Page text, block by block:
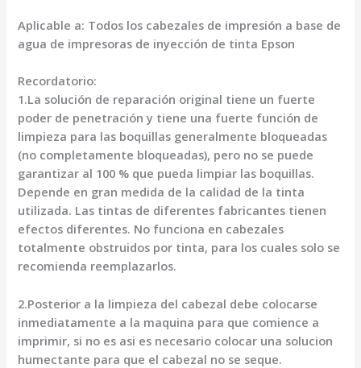
Aplicable a: Todos los cabezales de impresión a base de
agua de impresoras de inyección de tinta Epson
Recordatorio:
1.La solución de reparación original tiene un fuerte
poder de penetración y tiene una fuerte función de
limpieza para las boquillas generalmente bloqueadas
(no completamente bloqueadas), pero no se puede
garantizar al 100 % que pueda limpiar las boquillas.
Depende en gran medida de la calidad de la tinta
utilizada. Las tintas de diferentes fabricantes tienen
efectos diferentes. No funciona en cabezales
totalmente obstruidos por tinta, para los cuales solo se
recomienda reemplazarlos.
2.Posterior a la limpieza del cabezal debe colocarse
inmediatamente a la maquina para que comience a
imprimir, si no es asi es necesario colocar una solucion
humectante para que el cabezal no se seque.